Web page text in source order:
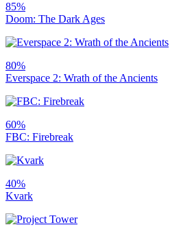
85%
Doom: The Dark Ages
80%
Everspace 2: Wrath of the Ancients
60%
FBC: Firebreak
40%
Kvark